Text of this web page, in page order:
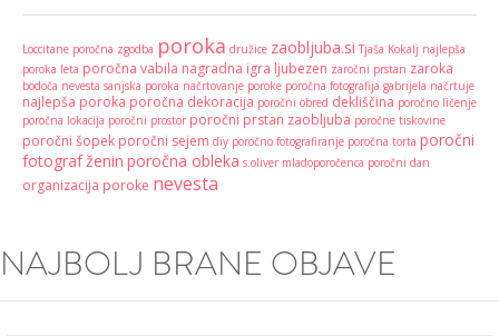
Loccitane poročna zgodba poroka družice zaobljuba.si Tjaša Kokalj najlepša
poroka leta poročna vabila nagradna igra ljubezen zaročni prstan zaroka
bodoča nevesta sanjska poroka načrtovanje poroke poročna fotografija gabrijela načrtuje
najlepša poroka poročna dekoracija poročni obred dekliščina poročno ličenje
poročna lokacija poročni prostor poročni prstan zaobljuba poročne tiskovine
poročni šopek poročni sejem diy poročno fotografiranje poročna torta poročni
fotograf ženin poročna obleka s.oliver mladoporočenca poročni dan
organizacija poroke nevesta
NAJBOLJ BRANE OBJAVE